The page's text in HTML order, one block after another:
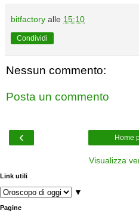
bitfactory alle 15:10
Condividi
Nessun commento:
Posta un commento
‹ Home
Visualizza
Link utili
▼
Pagine